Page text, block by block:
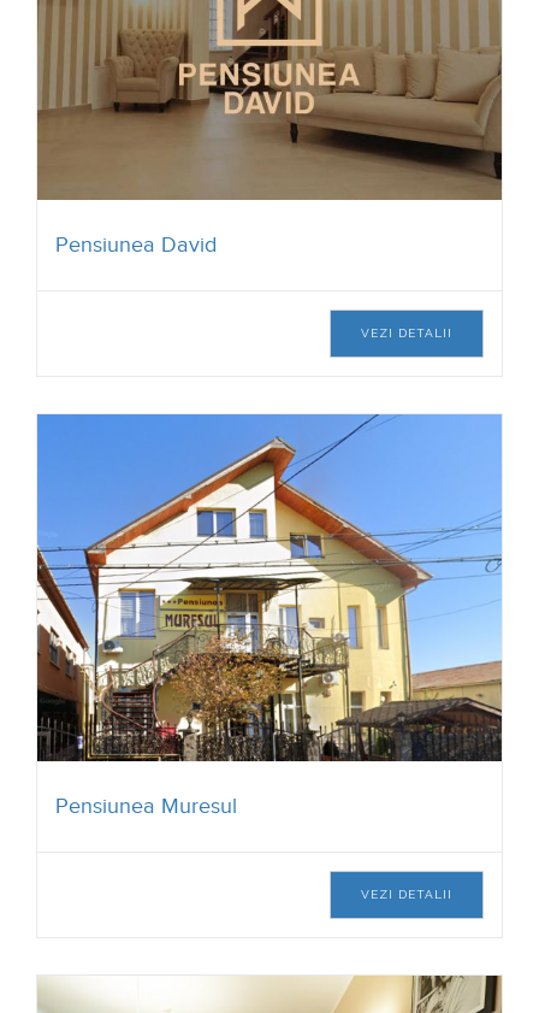
pretul biletelor il puteti afla de pe siteul muzeului.
Unitati de cazare din zona
Pensiunea David
VEZI DETALII